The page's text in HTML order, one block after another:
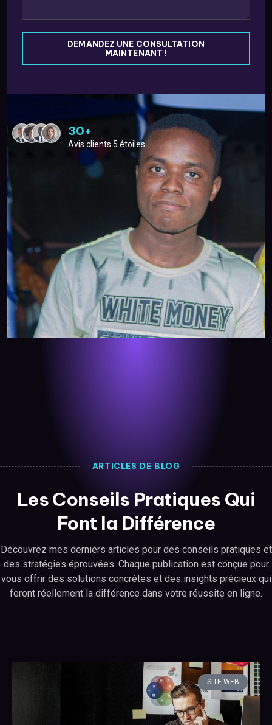
DEMANDEZ UNE CONSULTATION
MAINTENANT !
Avis clients 5 étoiles
30+
ARTICLES DE BLOG
Les Conseils Pratiques Qui
Font la Différence
Découvrez mes derniers articles pour des conseils pratiques et
des stratégies éprouvées. Chaque publication est conçue pour
vous offrir des solutions concrètes et des insights précieux qui
feront réellement la différence dans votre réussite en ligne.
SITE WEB